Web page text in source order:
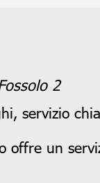
2
servizio
offre un